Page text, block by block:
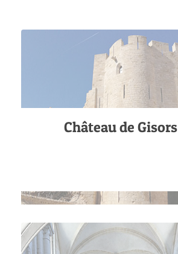
Château de Gisors